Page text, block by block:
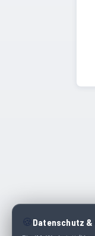
🍪 Datenschutz &